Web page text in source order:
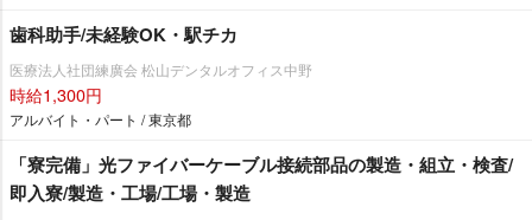
歯科助手/未経験OK・駅チカ
医療法人社団練廣会 松山デンタルオフィス中野
時給1,300円
アルバイト・パート / 東京都
「寮完備」光ファイバーケーブル接続部品の製造・組立・検査/
即入寮/製造・工場/工場・製造